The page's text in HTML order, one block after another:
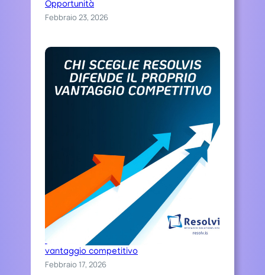
Opportunità
Febbraio 23, 2026
Chi sceglie Resolvis difende il proprio
vantaggio competitivo
Febbraio 17, 2026